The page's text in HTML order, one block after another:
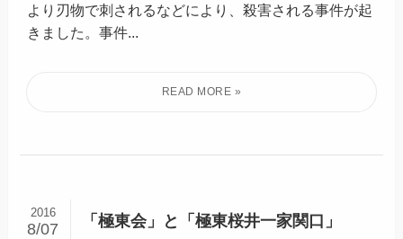
より刃物で刺されるなどにより、殺害される事件が起
きました。事件...
「極東会」と「極東桜井一家関口」
2016
8/07